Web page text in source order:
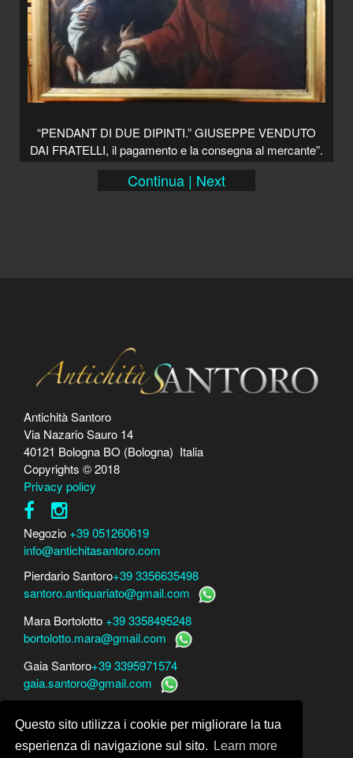
Questo sito utilizza i cookie per migliorare la tua
esperienza di navigazione sul sito.
Learn more
“PENDANT DI DUE DIPINTI.” GIUSEPPE VENDUTO
DAI FRATELLI, il pagamento e la consegna al mercante”.
Continua | Next
Antichità Santoro
Via Nazario Sauro 14
40121 Bologna BO (Bologna) Italia
Copyrights © 2018
Privacy policy
Negozio +39 051260619
info@antichitasantoro.com
Pierdario Santoro+39 3356635498
santoro.antiquariato@gmail.com
Mara Bortolotto +39 3358495248
bortolotto.mara@gmail.com
Gaia Santoro+39 3395971574
gaia.santoro@gmail.com
Mara Bortolottowww.perito-arte-antiquariato.it
Dario Santorowww.peritoarte.info